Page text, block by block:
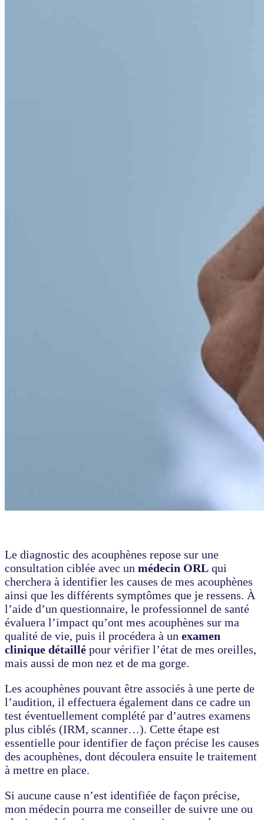
Le diagnostic des acouphènes repose sur une
consultation ciblée avec un médecin ORL qui
cherchera à identifier les causes de mes acouphènes
ainsi que les différents symptômes que je ressens. À
l’aide d’un questionnaire, le professionnel de santé
évaluera l’impact qu’ont mes acouphènes sur ma
qualité de vie, puis il procédera à un examen
clinique détaillé pour vérifier l’état de mes oreilles,
mais aussi de mon nez et de ma gorge.
Les acouphènes pouvant être associés à une perte de
l’audition, il effectuera également dans ce cadre un
test éventuellement complété par d’autres examens
plus ciblés (IRM, scanner…). Cette étape est
essentielle pour identifier de façon précise les causes
des acouphènes, dont découlera ensuite le traitement
à mettre en place.
Si aucune cause n’est identifiée de façon précise,
mon médecin pourra me conseiller de suivre une ou